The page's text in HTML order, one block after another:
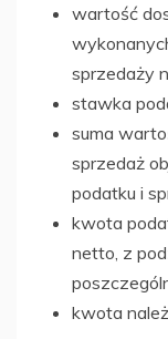
wartość
sprzedaży
stawka
suma
sprzedaż
podatku i
kwota
netto, z
kwota